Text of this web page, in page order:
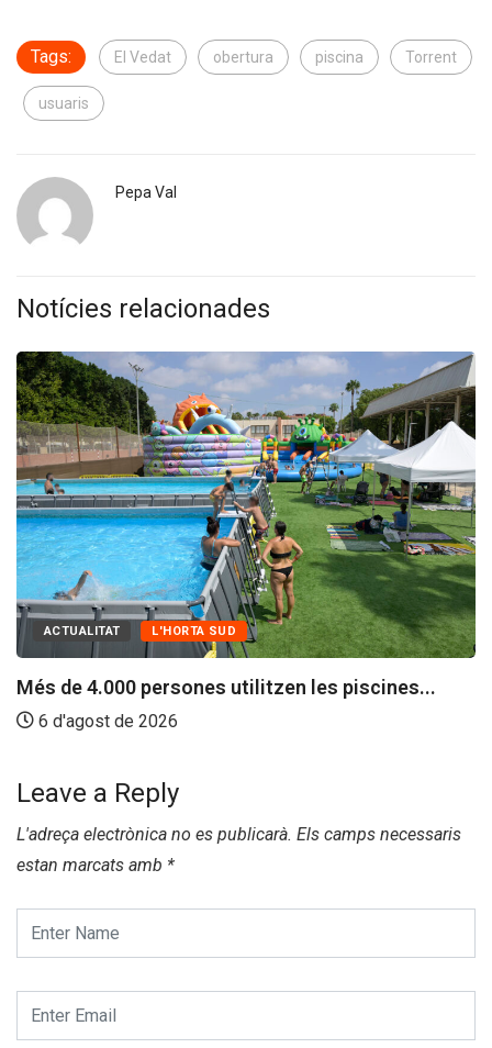
Tags: El Vedat obertura piscina Torrent
usuaris
Pepa Val
Notícies relacionades
ACTUALITAT L'HORTA SUD
Més de 4.000 persones utilitzen les piscines...
6 d'agost de 2026
Leave a Reply
L'adreça electrònica no es publicarà. Els camps necessaris
estan marcats amb *